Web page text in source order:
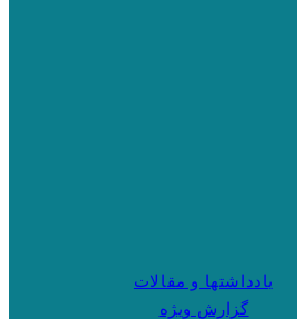
یادداشتها و مقالات
گزارش ویژه